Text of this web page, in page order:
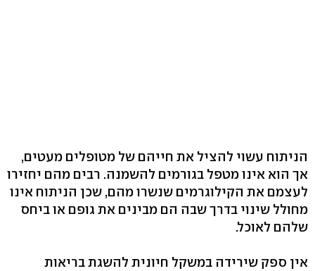
הניתוח עשוי להציל את חייהם של מטופלים מעטים,
אך הוא אינו מטפל בגורמים להשמנה. רבים מהם יחזירו
לעצמם את הקילוגרמים שנשרו מהם, שכן הניתוח אינו
מחולל שינוי בדרך שבה הם מבינים את גופם או ביחס
שלהם לאוכל.
אין ספק שירידה במשקל חיונית להשגת בריאות